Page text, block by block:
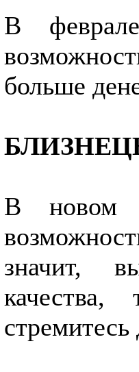
В
больше
В новом
значит,